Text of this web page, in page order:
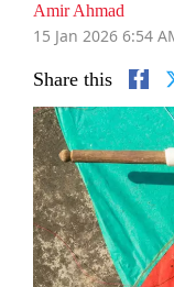
Amir Ahmad
15 Jan 2026 6:54
Share this